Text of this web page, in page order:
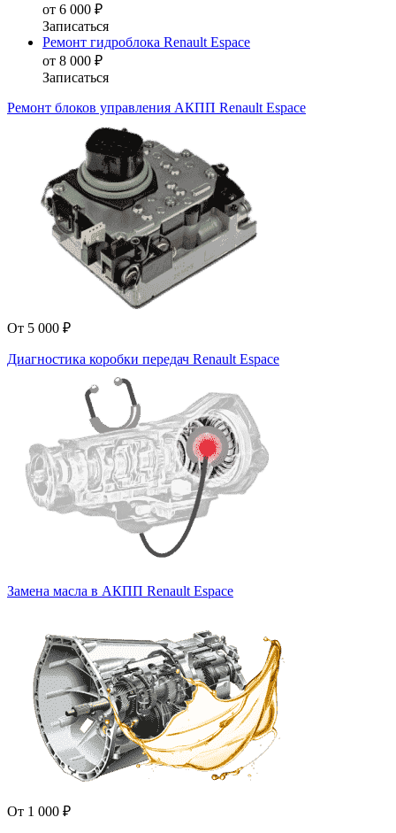
от 6 000 ₽
Записаться
Ремонт гидроблока Renault Espace
от 8 000 ₽
Записаться
Ремонт блоков управления АКПП Renault Espace
От 5 000 ₽
Диагностика коробки передач Renault Espace
Замена масла в АКПП Renault Espace
От 1 000 ₽